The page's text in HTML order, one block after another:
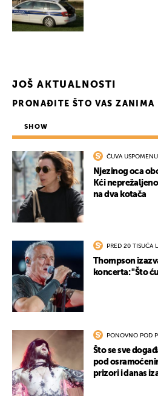
JOŠ AKTUALNOSTI
PRONAĐITE ŠTO VAS ZANIMA
SHOW
ČUVA
Njezinog oca
Kći
na dva kotača
PRED 20 TISUĆA
Thompson
koncerta: "Što
PONOVNO POD
Što se sve
pod
prizori i danas